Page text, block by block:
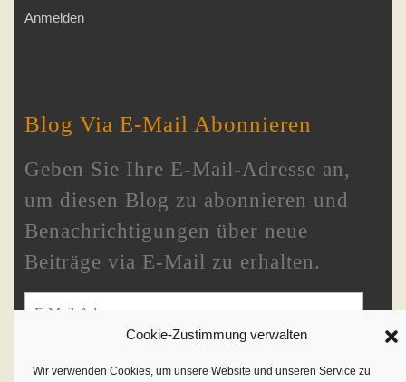
Cookie-Zustimmung verwalten
Wir verwenden Cookies, um unsere Website und unseren Service zu
Anmelden
Blog Via E-Mail Abonnieren
Geben Sie Ihre E-Mail-Adresse an,
um diesen Blog zu abonnieren und
Benachrichtigungen über neue
Beiträge via E-Mail zu erhalten.
E-Mail-Adresse